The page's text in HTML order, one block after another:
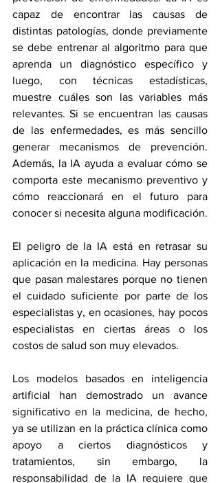
capaz de encontrar las causas de
distintas patologías, donde previamente
se debe entrenar al algoritmo para que
aprenda un diagnóstico específico y
luego, con técnicas estadísticas,
muestre cuáles son las variables más
relevantes. Si se encuentran las causas
de las enfermedades, es más sencillo
generar mecanismos de prevención.
Además, la IA ayuda a evaluar cómo se
comporta este mecanismo preventivo y
cómo reaccionará en el futuro para
conocer si necesita alguna modificación.
El peligro de la IA está en retrasar su
aplicación en la medicina. Hay personas
que pasan malestares porque no tienen
el cuidado suficiente por parte de los
especialistas y, en ocasiones, hay pocos
especialistas en ciertas áreas o los
costos de salud son muy elevados.
Los modelos basados en inteligencia
artificial han demostrado un avance
significativo en la medicina, de hecho,
ya se utilizan en la práctica clínica como
apoyo a ciertos diagnósticos y
tratamientos, sin embargo, la
responsabilidad de la IA requiere que